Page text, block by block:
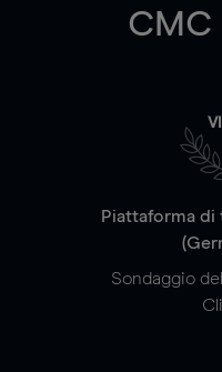
CMC
Piattaforma
Sondaggio